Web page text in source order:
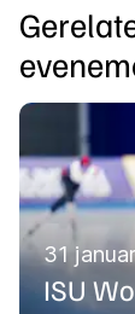
31
ISU